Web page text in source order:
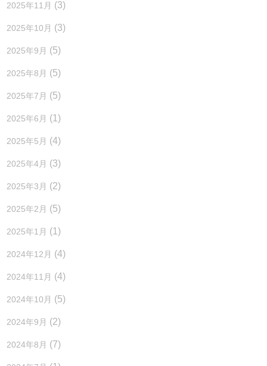
2025年11月 (3)
2025年10月 (3)
2025年9月 (5)
2025年8月 (5)
2025年7月 (5)
2025年6月 (1)
2025年5月 (4)
2025年4月 (3)
2025年3月 (2)
2025年2月 (5)
2025年1月 (1)
2024年12月 (4)
2024年11月 (4)
2024年10月 (5)
2024年9月 (2)
2024年8月 (7)